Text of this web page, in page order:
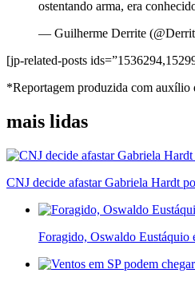
ostentando arma, era
— Guilherme Derrite
[jp-related-posts
*Reportagem produzida com auxílio
mais lidas
CNJ decide afastar Gabriela Hardt
Foragido, Oswaldo Eustáquio